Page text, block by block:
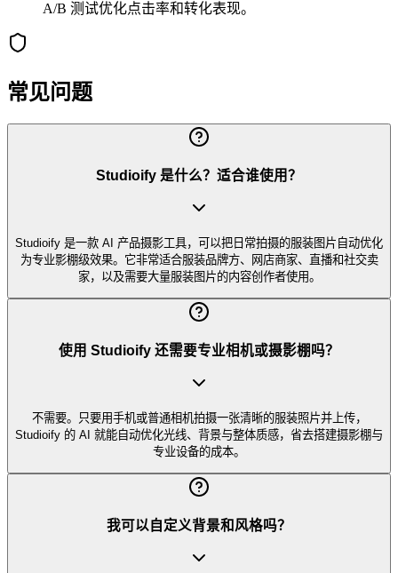
A/B 测试优化点击率和转化表现。
常见问题
Studioify 是什么？适合谁使用？
Studioify 是一款 AI 产品摄影工具，可以把日常拍摄的服装图片自动优化
为专业影棚级效果。它非常适合服装品牌方、网店商家、直播和社交卖
家，以及需要大量服装图片的内容创作者使用。
使用 Studioify 还需要专业相机或摄影棚吗？
不需要。只要用手机或普通相机拍摄一张清晰的服装照片并上传，
Studioify 的 AI 就能自动优化光线、背景与整体质感，省去搭建摄影棚与
专业设备的成本。
我可以自定义背景和风格吗？